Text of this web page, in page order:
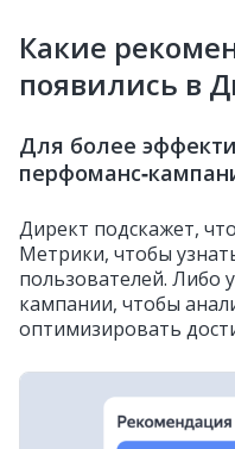
Какие
появились в
Для более
Директ подскажет,
Метрики, чтобы
пользователей. Либо
кампании, чтобы
оптимизировать